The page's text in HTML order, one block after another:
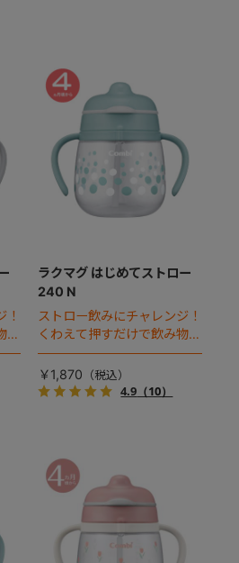
が
※
ラクマグ はじめてストロー
240 N
ストロー飲みにチャレンジ！
くわえて押すだけで飲み物が
出る、はじめてストロー。※
新パッケージ対応品
￥1,870
4.9 （10）